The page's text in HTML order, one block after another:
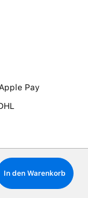
In den Warenkorb